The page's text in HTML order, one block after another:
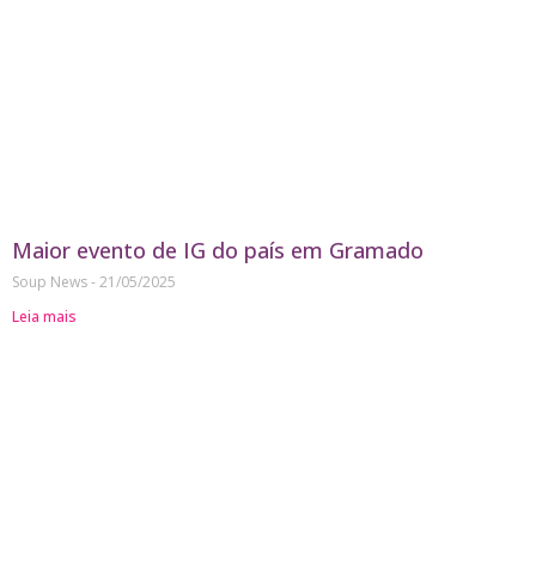
Maior evento de IG do país em Gramado
Soup News 21/05/2025
Leia mais